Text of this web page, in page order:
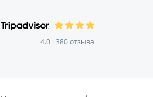
4.0 · 380 отзыва